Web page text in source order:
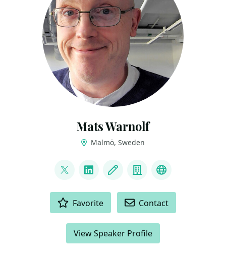
Mats Warnolf
Malmö, Sweden
@MatsWarnolf
LinkedInBlog CompanyPodcast
Favorite Contact
View Speaker Profile